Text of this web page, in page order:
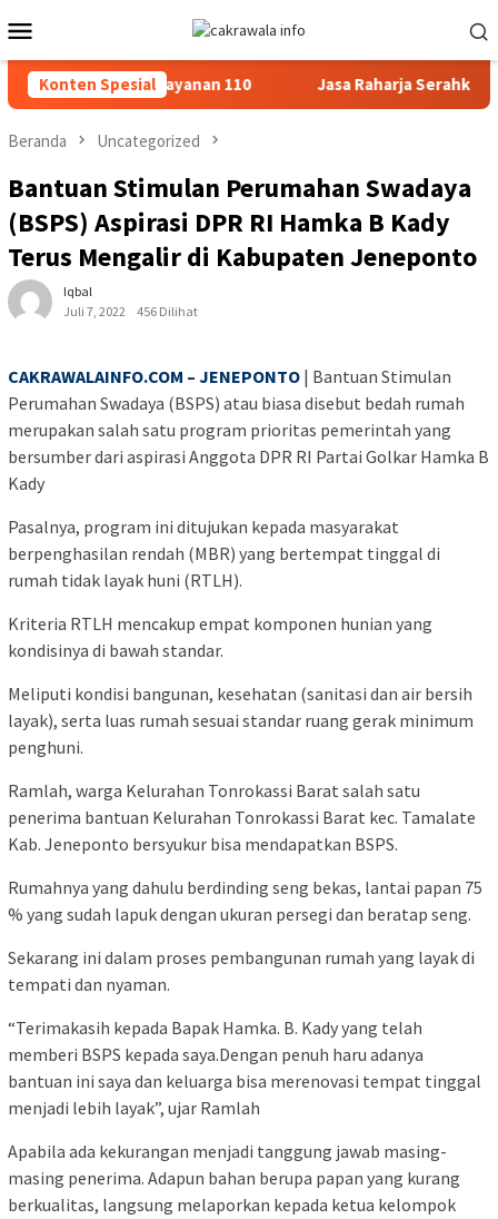
ke
kontenMobile
Konten Spesial
Layanan 110 Jasa Raharja Serahkan Santunan
Beranda Uncategorized
Bantuan Stimulan Perumahan Swadaya
(BSPS) Aspirasi DPR RI Hamka B Kady
Terus Mengalir di Kabupaten Jeneponto
Iqbal
Juli 7, 2022
456 Dilihat
CAKRAWALAINFO.COM – JENEPONTO | Bantuan Stimulan
Perumahan Swadaya (BSPS) atau biasa disebut bedah rumah
merupakan salah satu program prioritas pemerintah yang
bersumber dari aspirasi Anggota DPR RI Partai Golkar Hamka B
Kady
Pasalnya, program ini ditujukan kepada masyarakat
berpenghasilan rendah (MBR) yang bertempat tinggal di
rumah tidak layak huni (RTLH).
Kriteria RTLH mencakup empat komponen hunian yang
kondisinya di bawah standar.
Meliputi kondisi bangunan, kesehatan (sanitasi dan air bersih
layak), serta luas rumah sesuai standar ruang gerak minimum
penghuni.
Ramlah, warga Kelurahan Tonrokassi Barat salah satu
penerima bantuan Kelurahan Tonrokassi Barat kec. Tamalate
Kab. Jeneponto bersyukur bisa mendapatkan BSPS.
Rumahnya yang dahulu berdinding seng bekas, lantai papan 75
% yang sudah lapuk dengan ukuran persegi dan beratap seng.
Sekarang ini dalam proses pembangunan rumah yang layak di
tempati dan nyaman.
“Terimakasih kepada Bapak Hamka. B. Kady yang telah
memberi BSPS kepada saya.Dengan penuh haru adanya
bantuan ini saya dan keluarga bisa merenovasi tempat tinggal
menjadi lebih layak”, ujar Ramlah
Apabila ada kekurangan menjadi tanggung jawab masing-
masing penerima. Adapun bahan berupa papan yang kurang
berkualitas, langsung melaporkan kepada ketua kelompok